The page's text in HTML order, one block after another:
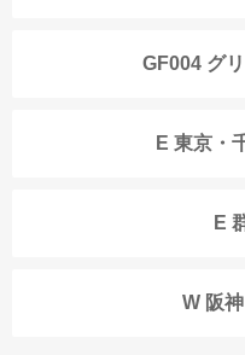
GF004 グ
E 東京・
E
W 阪